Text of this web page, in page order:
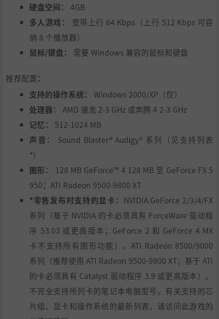
硬盘空间：
4GB
多人游戏：
宽带上行 64 Kbps（上行 512 Kbps 可容
纳 8 个播放器）
鼠标/键盘：
需要 Windows 兼容的鼠标和键盘
推荐配置：
支持的操作系统：
Windows 2000/XP（仅）
处理器：
AMD 速龙 2-3 GHz 或奔腾 4 2-3 GHz
记忆：
512-1024 MB
声音：
Sound Blaster® Audigy® 系列（见支持列表
*）
图形：
128 MB GeForce™ 4 128 MB 至 GeForce FX 5
950；ATI Radeon 9500-9800 XT
*零售发布时支持的显卡：
NVIDIA GeForce 2/3/4/FX
系列（基于 NVIDIA 的卡必须具有 ForceWare 驱动程
序 53.03 或更高版本；GeForce 2 和 GeForce 4 MX
卡不支持所有图形功能）。ATI Radeon 8500/9000
系列（推荐使用 ATI Radeon 9500-9800 XT；基于 ATI
的卡必须具有 Catalyst 驱动程序 3.9 或更高版本）。
不完全支持所列卡的笔记本电脑型号。有关支持的芯
片组、显卡和操作系统的最新列表，请访问此游戏的